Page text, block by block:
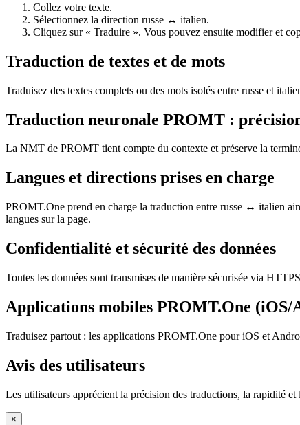
Collez votre texte.
Sélectionnez la direction russe ↔ italien.
Cliquez sur « Traduire ». Vous pouvez ensuite modifier et
Traduction de textes et de mots
Traduisez des textes complets ou des mots isolés entre russe et
Traduction neuronale PROMT :
La NMT de PROMT tient compte du contexte et préserve la
Langues et directions prises en charge
PROMT.One prend en charge la traduction entre russe ↔ italien
langues sur la page.
Confidentialité et sécurité des données
Toutes les données sont transmises de manière sécurisée via
Applications mobiles PROMT.One (iOS/
Traduisez partout : les applications PROMT.One pour iOS et
Avis des utilisateurs
Les utilisateurs apprécient la précision des traductions, la rapidité
×